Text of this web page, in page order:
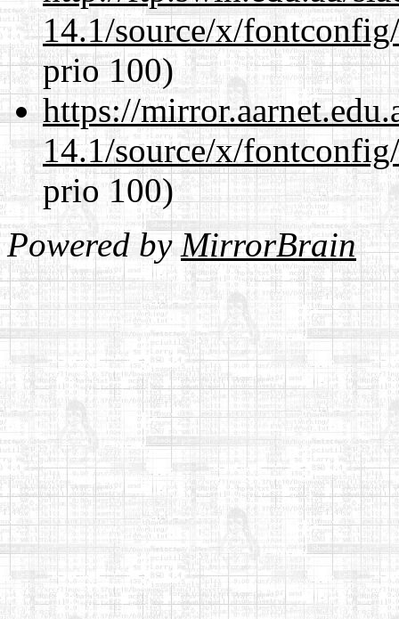
14.1/source/x/
prio 100)
https://
14.1/source/x/
prio 100)
Powered byMirrorBrain